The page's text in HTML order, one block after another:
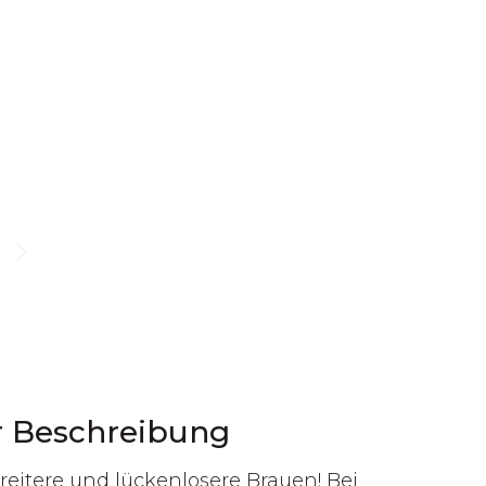
Beschreibung
und lückenlosere Brauen! Bei